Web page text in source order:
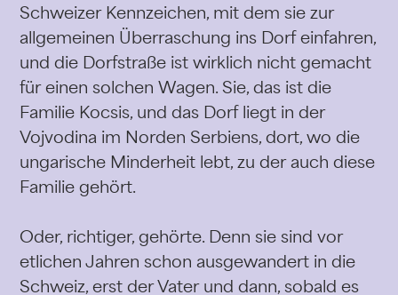
Schweizer Kennzeichen, mit dem sie zur
allgemeinen Überraschung ins Dorf einfahren,
und die Dorfstraße ist wirklich nicht gemacht
für einen solchen Wagen. Sie, das ist die
Familie Kocsis, und das Dorf liegt in der
Vojvodina im Norden Serbiens, dort, wo die
ungarische Minderheit lebt, zu der auch diese
Familie gehört.
Oder, richtiger, gehörte. Denn sie sind vor
etlichen Jahren schon ausgewandert in die
Schweiz, erst der Vater und dann, sobald es